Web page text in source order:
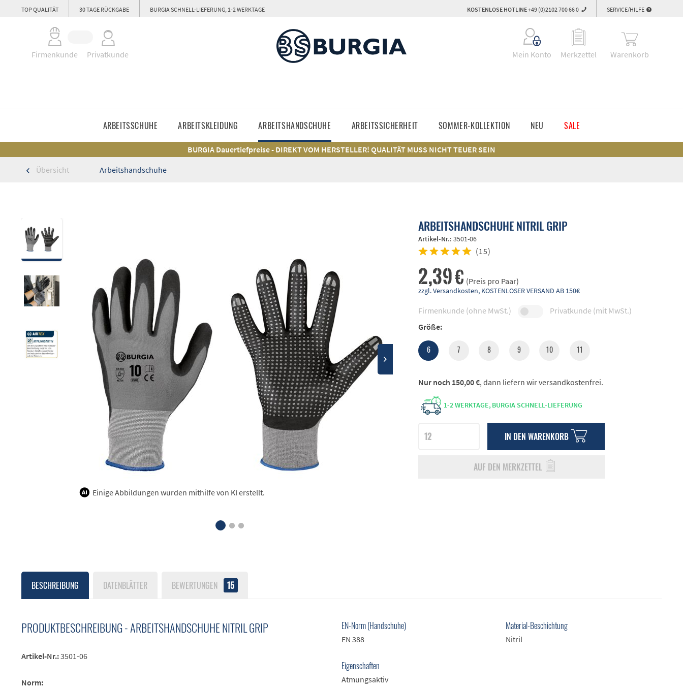
TOP QUALITÄT 30 TAGE RÜCKGABE BURGIA SCHNELL-LIEFERUNG, 1-2 WERKTAGE SERVICE/HILFE
KOSTENLOSE HOTLINE+49 (0)2102 700 66 0
Firmenkunde Privatkunde Mein Konto Merkzettel Warenkorb
ARBEITSSCHUHE ARBEITSKLEIDUNG ARBEITSHANDSCHUHE ARBEITSSICHERHEIT SOMMER-KOLLEKTION NEU SALE
BURGIA Dauertiefpreise - DIREKT VOM HERSTELLER! QUALITÄT MUSS NICHT TEUER SEIN
Übersicht
Arbeitshandschuhe
Einige Abbildungen wurden mithilfe von KI erstellt.
ARBEITSHANDSCHUHE NITRIL GRIP
Artikel-Nr.:3501-06
(15)
2,39 € (Preis pro Paar)
zzgl. Versandkosten, KOSTENLOSER VERSAND AB 150€
Firmenkunde (ohne MwSt.)
Privatkunde (mit MwSt.)
Größe:
6 7 8 9 10 11
1-2 WERKTAGE,BURGIA SCHNELL-LIEFERUNG
IN DEN WARENKORB
AUF DEN MERKZETTEL
Nur noch 150,00 €, dann liefern wir versandkostenfrei.
BESCHREIBUNG DATENBLÄTTER BEWERTUNGEN 15
PRODUKTBESCHREIBUNG - ARBEITSHANDSCHUHE NITRIL GRIP
Artikel-Nr.:3501-06
Norm:
EN-Norm (Handschuhe)
EN 388
Eigenschaften
Atmungsaktiv
Material-Beschichtung
Nitril